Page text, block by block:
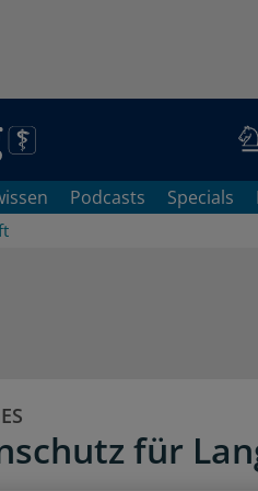
Podcasts Specials
für